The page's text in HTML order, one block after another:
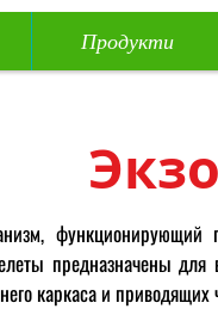
Продукти
функционирующий
предназначены
каркаса и приводящих